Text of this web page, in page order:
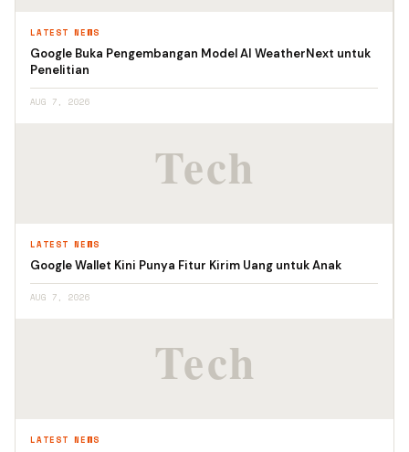
LATEST NEWS
Google Buka Pengembangan Model AI WeatherNext untuk
Penelitian
AUG 7, 2026
LATEST NEWS
Google Wallet Kini Punya Fitur Kirim Uang untuk Anak
AUG 7, 2026
LATEST NEWS